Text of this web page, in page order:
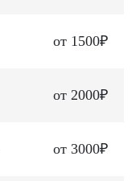
от 1500₽
от 2000₽
от 3000₽